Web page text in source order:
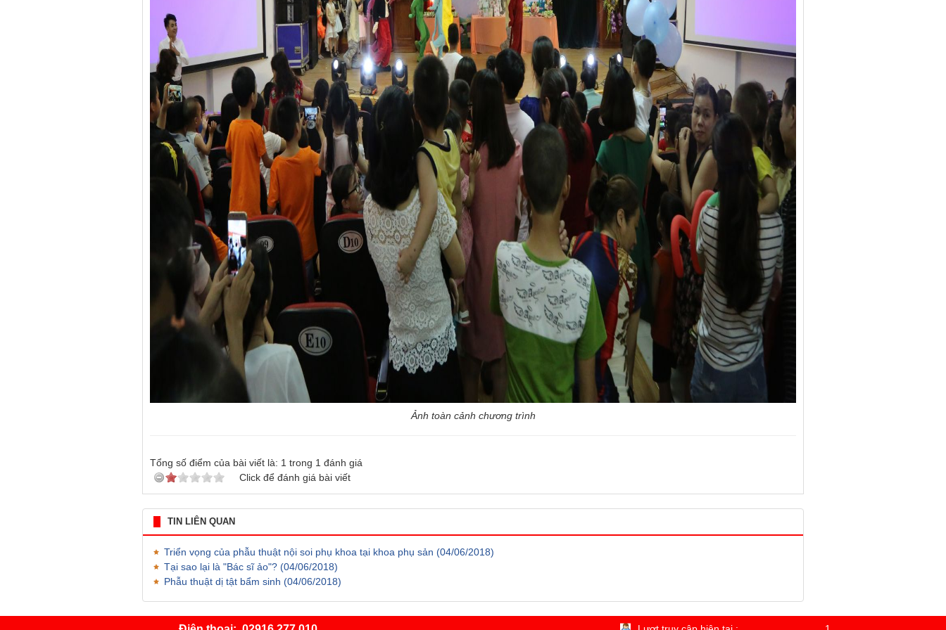
Ảnh toàn cảnh chương trình
Tổng số điểm của bài viết là: 1 trong 1 đánh giá
Click để đánh giá bài viết
TIN LIÊN QUAN
Triển vọng của phẫu thuật nội soi phụ khoa tại khoa phụ sản (04/06/2018)
Tại sao lại là "Bác sĩ ảo"? (04/06/2018)
Phẫu thuật dị tật bẩm sinh (04/06/2018)